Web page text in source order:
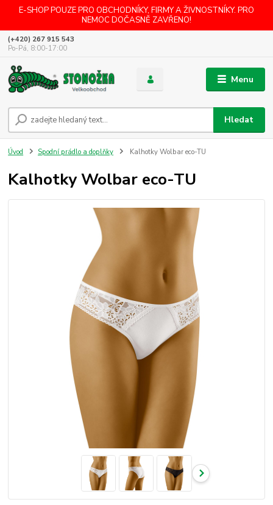
E-SHOP POUZE PRO OBCHODNÍKY, FIRMY A ŽIVNOSTNÍKY. PRO
NEMOC DOČASNĚ ZAVŘENO!
Menu
Hledat
(+420) 267 915 543
Po-Pá, 8:00-17:00
Úvod Spodní prádlo a doplňky Kalhotky Wolbar eco-TU
Kalhotky Wolbar eco-TU